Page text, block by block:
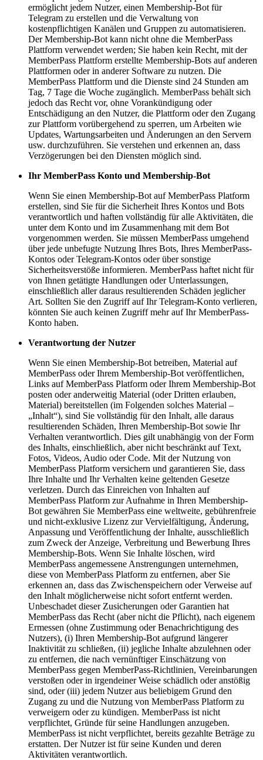
ermöglicht jedem Nutzer, einen Membership-Bot für
Telegram zu erstellen und die Verwaltung von
kostenpflichtigen Kanälen und Gruppen zu automatisieren.
Der Membership-Bot kann nicht ohne die MemberPass
Plattform verwendet werden; Sie haben kein Recht, mit der
MemberPass Plattform erstellte Membership-Bots auf anderen
Plattformen oder in anderer Software zu nutzen. Die
MemberPass Plattform und die Dienste sind 24 Stunden am
Tag, 7 Tage die Woche zugänglich. MemberPass behält sich
jedoch das Recht vor, ohne Vorankündigung oder
Entschädigung an den Nutzer, die Plattform oder den Zugang
zur Plattform vorübergehend zu sperren, um Arbeiten wie
Updates, Wartungsarbeiten und Änderungen an den Servern
usw. durchzuführen. Sie verstehen und erkennen an, dass
Verzögerungen bei den Diensten möglich sind.
Ihr MemberPass Konto und Membership-Bot
Wenn Sie einen Membership-Bot auf MemberPass Platform
erstellen, sind Sie für die Sicherheit Ihres Kontos und Bots
verantwortlich und haften vollständig für alle Aktivitäten, die
unter dem Konto und im Zusammenhang mit dem Bot
vorgenommen werden. Sie müssen MemberPass umgehend
über jede unbefugte Nutzung Ihres Bots, Ihres MemberPass-
Kontos oder Telegram-Kontos oder über sonstige
Sicherheitsverstöße informieren. MemberPass haftet nicht für
von Ihnen getätigte Handlungen oder Unterlassungen,
einschließlich aller daraus resultierenden Schäden jeglicher
Art. Sollten Sie den Zugriff auf Ihr Telegram-Konto verlieren,
könnten Sie auch keinen Zugriff mehr auf Ihr MemberPass-
Konto haben.
Verantwortung der Nutzer
Wenn Sie einen Membership-Bot betreiben, Material auf
MemberPass oder Ihrem Membership-Bot veröffentlichen,
Links auf MemberPass Platform oder Ihrem Membership-Bot
posten oder anderweitig Material (oder Dritten erlauben,
Material) bereitstellen (im Folgenden solches Material –
„Inhalt“), sind Sie vollständig für den Inhalt, alle daraus
resultierenden Schäden, Ihren Membership-Bot sowie Ihr
Verhalten verantwortlich. Dies gilt unabhängig von der Form
des Inhalts, einschließlich, aber nicht beschränkt auf Text,
Fotos, Videos, Audio oder Code. Mit der Nutzung von
MemberPass Platform versichern und garantieren Sie, dass
Ihre Inhalte und Ihr Verhalten keine geltenden Gesetze
verletzen. Durch das Einreichen von Inhalten auf
MemberPass Platform zur Aufnahme in Ihren Membership-
Bot gewähren Sie MemberPass eine weltweite, gebührenfreie
und nicht-exklusive Lizenz zur Vervielfältigung, Änderung,
Anpassung und Veröffentlichung der Inhalte, ausschließlich
zum Zweck der Anzeige, Verbreitung und Bewerbung Ihres
Membership-Bots. Wenn Sie Inhalte löschen, wird
MemberPass angemessene Anstrengungen unternehmen,
diese von MemberPass Platform zu entfernen, aber Sie
erkennen an, dass das Zwischenspeichern oder Verweise auf
den Inhalt möglicherweise nicht sofort entfernt werden.
Unbeschadet dieser Zusicherungen oder Garantien hat
MemberPass das Recht (aber nicht die Pflicht), nach eigenem
Ermessen (ohne Zustimmung oder Benachrichtigung des
Nutzers), (i) Ihren Membership-Bot aufgrund längerer
Inaktivität zu schließen, (ii) jegliche Inhalte abzulehnen oder
zu entfernen, die nach vernünftiger Einschätzung von
MemberPass gegen MemberPass-Richtlinien, Vereinbarungen
verstoßen oder in irgendeiner Weise schädlich oder anstößig
sind, oder (iii) jedem Nutzer aus beliebigem Grund den
Zugang zu und die Nutzung von MemberPass Platform zu
verweigern oder zu kündigen. MemberPass ist nicht
verpflichtet, Gründe für seine Handlungen anzugeben.
MemberPass ist nicht verpflichtet, bereits gezahlte Beträge zu
erstatten. Der Nutzer ist für seine Kunden und deren
Aktivitäten verantwortlich.